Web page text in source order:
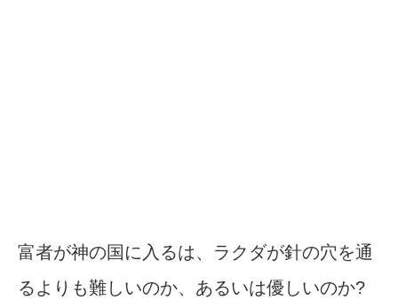
富者が神の国に入るは、ラクダが針の穴を通
るよりも難しいのか、あるいは優しいのか?